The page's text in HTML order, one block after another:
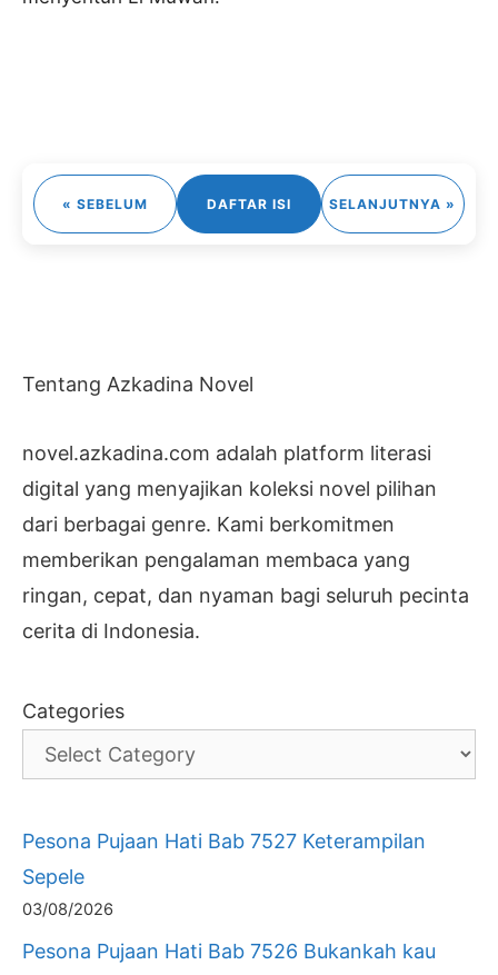
« SEBELUM DAFTAR ISI SELANJUTNYA »
Tentang Azkadina Novel
novel.azkadina.com adalah platform literasi
digital yang menyajikan koleksi novel pilihan
dari berbagai genre. Kami berkomitmen
memberikan pengalaman membaca yang
ringan, cepat, dan nyaman bagi seluruh pecinta
cerita di Indonesia.
Categories
Pesona Pujaan Hati Bab 7527 Keterampilan
Sepele
03/08/2026
Pesona Pujaan Hati Bab 7526 Bukankah kau